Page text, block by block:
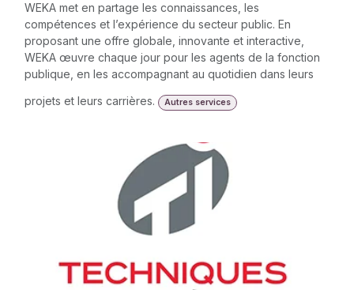
WEKA met en partage les connaissances, les
compétences et l’expérience du secteur public. En
proposant une offre globale, innovante et interactive,
WEKA œuvre chaque jour pour les agents de la fonction
publique, en les accompagnant au quotidien dans leurs
projets et leurs carrières.
Autres services